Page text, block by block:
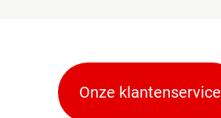
Onze klantenservice